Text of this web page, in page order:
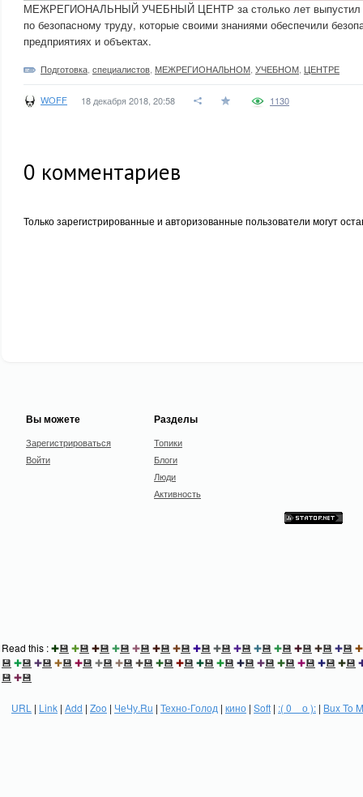
МЕЖРЕГИОНАЛЬНЫЙ УЧЕБНЫЙ ЦЕНТР за столько лет выпустил
по безопасному труду, которые своими знаниями обеспечили
предприятиях и объектах.
Подготовка специалистов МЕЖРЕГИОНАЛЬНОМ УЧЕБНОМ ЦЕНТРЕ
WOFF 18 декабря 2018, 20:58 1130
0 комментариев
Только зарегистрированные и авторизованные пользователи могут
Вы можете
Зарегистрироваться
Войти
Разделы
Топики
Блоги
Люди
Активность
Read this :✚💾 ✚💾 ✚💾 ✚💾 ✚💾 ✚💾 ✚💾 ✚💾 ✚💾 ✚💾 ✚💾 ✚💾 ✚💾 ✚💾 ✚💾 ✚
💾 ✚💾 ✚💾 ✚💾 ✚💾 ✚💾 ✚💾 ✚💾 ✚💾 ✚💾 ✚💾 ✚💾 ✚💾 ✚💾 ✚💾 ✚💾 ✚💾 ✚💾
💾 ✚💾
URL | Link | Add | Zoo | ЧеЧу.Ru | Техно-Голод | кино | Soft | :( 0 _ о ): | Bux To